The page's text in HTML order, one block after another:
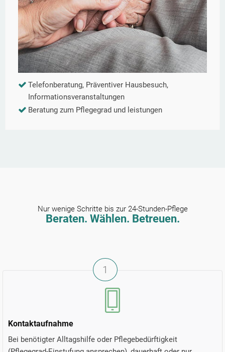
Telefonberatung, Präventiver Hausbesuch,
Informationsveranstaltungen
Beratung zum Pflegegrad und leistungen
Nur wenige Schritte bis zur 24-Stunden-Pflege
Beraten. Wählen. Betreuen.
Kontaktaufnahme
Bei benötigter Alltagshilfe oder Pflegebedürftigkeit
1